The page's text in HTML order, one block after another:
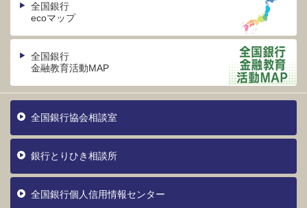
全国銀行
ecoマップ
全国銀行
金融教育活動MAP
全国銀行協会相談室
銀行とりひき相談所
全国銀行個人信用情報センター